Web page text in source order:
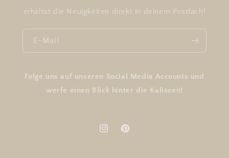
erhältst die Neuigkeiten direkt in deinem Postfach!
E-Mail
Folge uns auf unseren Social Media Accounts und
werfe einen Blick hinter die Kulissen!
InstagramPinterest